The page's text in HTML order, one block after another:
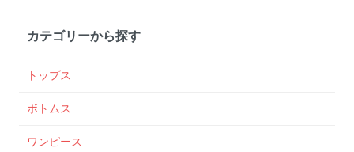
カテゴリーから探す
トップス
ボトムス
ワンピース